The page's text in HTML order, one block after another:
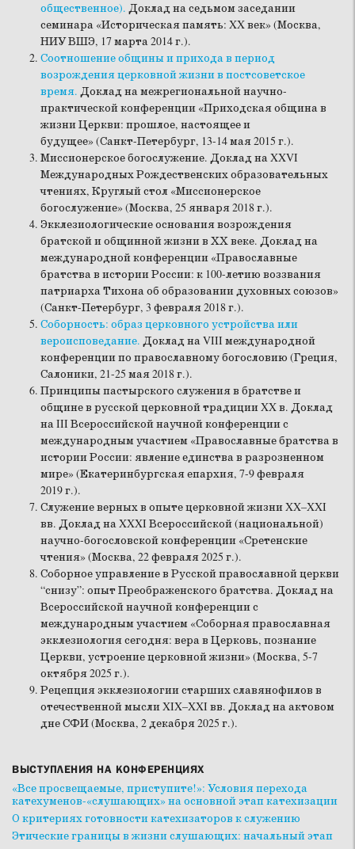
общественное). Доклад на седьмом заседании
семинара «Историческая память: XX век» (Москва,
НИУ ВШЭ, 17 марта 2014 г.).
Соотношение общины и прихода в период
возрождения церковной жизни в постсоветское
время. Доклад на межрегиональной научно-
практической конференции «Приходская община в
жизни Церкви: прошлое, настоящее и
будущее» (Санкт-Петербург, 13-14 мая 2015 г.).
Миссионерское богослужение. Доклад на XXVI
Международных Рождественских образовательных
чтениях, Круглый стол «Миссионерское
богослужение» (Москва, 25 января 2018 г.).
Экклезиологические основания возрождения
братской и общинной жизни в ХХ веке. Доклад на
международной конференции «Православные
братства в истории России: к 100-летию воззвания
патриарха Тихона об образовании духовных союзов»
(Санкт-Петербург, 3 февраля 2018 г.).
Соборность: образ церковного устройства или
вероисповедание. Доклад на VIII международной
конференции по православному богословию (Греция,
Салоники, 21-25 мая 2018 г.).
Принципы пастырского служения в братстве и
общине в русской церковной традиции XX в. Доклад
на III Всероссийской научной конференции с
международным участием «Православные братства в
истории России: явление единства в разрозненном
мире» (Екатеринбургская епархия, 7-9 февраля
2019 г.).
Служение верных в опыте церковной жизни XX–XXI
вв. Доклад на XXXI Всероссийской (национальной)
научно-богословской конференции «Сретенские
чтения» (Москва, 22 февраля 2025 г.).
Соборное управление в Русской православной церкви
“снизу”: опыт Преображенского братства. Доклад на
Всероссийской научной конференции с
международным участием «Соборная православная
экклезиология сегодня: вера в Церковь, познание
Церкви, устроение церковной жизни» (Москва, 5-7
октября 2025 г.).
Рецепция экклезиологии старших славянофилов в
отечественной мысли XIX–XXI вв. Доклад на актовом
дне СФИ (Москва, 2 декабря 2025 г.).
ВЫСТУПЛЕНИЯ НА КОНФЕРЕНЦИЯХ
«Все просвещаемые, приступите!»: Условия перехода
катехуменов-«слушающих» на основной этап катехизации
О критериях готовности катехизаторов к служению
Этические границы в жизни слушающих: начальный этап